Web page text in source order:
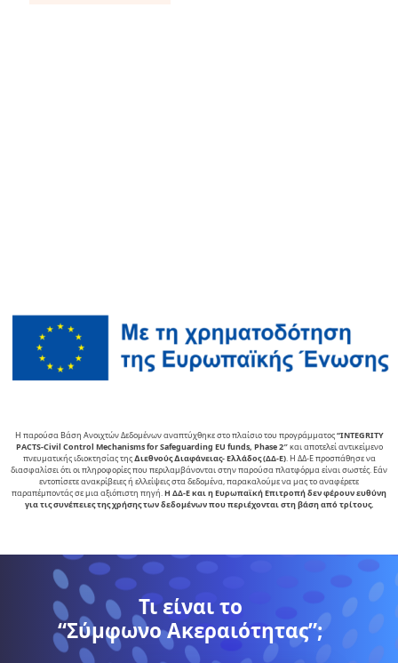
Η παρούσα Βάση Ανοιχτών Δεδομένων αναπτύχθηκε στο πλαίσιο του προγράμματος“INTEGRITY
PACTS-Civil Control Mechanisms for Safeguarding EU funds, Phase 2″και αποτελεί αντικείµενο
πνευµατικής ιδιοκτησίας της∆ιεθνούς ∆ιαφάνειας- Ελλάδος (ΔΔ-Ε). Η ΔΔ-Ε προσπάθησε να
διασφαλίσει ότι οι πληροφορίες που περιλαμβάνονται στην παρούσα πλατφόρμα είναι σωστές. Εάν
εντοπίσετε ανακρίβειες ή ελλείψεις στα δεδομένα, παρακαλούμε να μας το αναφέρετε
παραπέμποντάς σε μια αξιόπιστη πηγή.Η ΔΔ-Ε και η Ευρωπαϊκή Επιτροπή δεν φέρουν ευθύνη
για τις συνέπειες της χρήσης των δεδομένων που περιέχονται στη βάση από τρίτους.
Τι είναι το
“Σύμφωνο Ακεραιότητας”;